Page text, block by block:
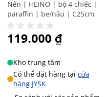
Nến | HEINO | bộ 4 chiếc |
paraffin | be/nâu | C25cm
119.000 ₫
Kho trung tâm
Có thể đặt hàng tại cửa
hàng JYSK